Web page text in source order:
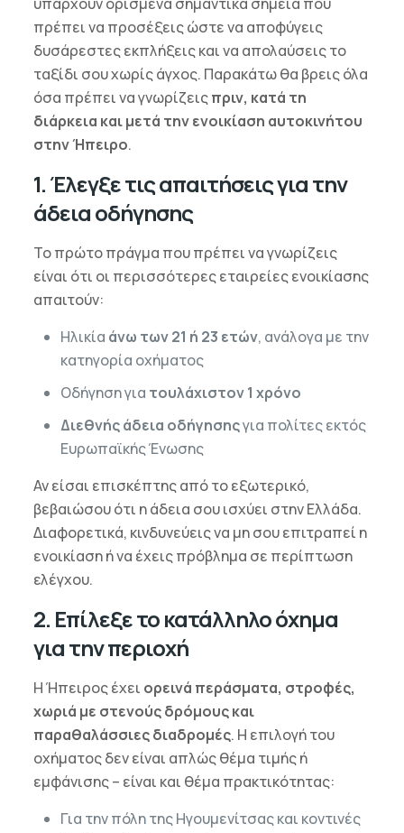
πρέπει να προσέξεις ώστε να αποφύγεις
δυσάρεστες εκπλήξεις και να απολαύσεις το
ταξίδι σου χωρίς άγχος. Παρακάτω θα βρεις όλα
όσα πρέπει να γνωρίζειςπριν, κατά τη
διάρκεια και μετά την ενοικίαση αυτοκινήτου
στην Ήπειρο.
1. Έλεγξε τις απαιτήσεις για την
άδεια οδήγησης
Το πρώτο πράγμα που πρέπει να γνωρίζεις
είναι ότι οι περισσότερες εταιρείες ενοικίασης
απαιτούν:
Ηλικία άνω των 21 ή 23 ετών, ανάλογα με την
κατηγορία οχήματος
Οδήγηση για τουλάχιστον 1 χρόνο
Διεθνής άδεια οδήγησηςγια πολίτες εκτός
Ευρωπαϊκής Ένωσης
Αν είσαι επισκέπτης από το εξωτερικό,
βεβαιώσου ότι η άδεια σου ισχύει στην Ελλάδα.
Διαφορετικά, κινδυνεύεις να μη σου επιτραπεί η
ενοικίαση ή να έχεις πρόβλημα σε περίπτωση
ελέγχου.
2. Επίλεξε το κατάλληλο όχημα
για την περιοχή
Η Ήπειρος έχει ορεινά περάσματα, στροφές,
χωριά με στενούς δρόμους και
παραθαλάσσιες διαδρομές. Η επιλογή του
οχήματος δεν είναι απλώς θέμα τιμής ή
εμφάνισης – είναι και θέμα πρακτικότητας:
Για την πόλη της Ηγουμενίτσας και κοντινές